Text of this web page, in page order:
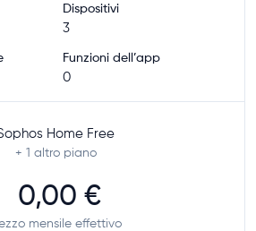
Dispositivi
3
Funzioni dell’app
0
Home Free
+ 1 altro piano
0,00 €
mensile effettivo